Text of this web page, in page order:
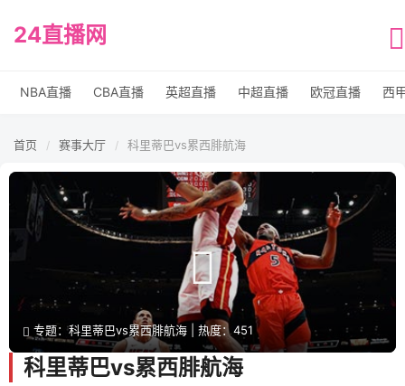
24直播网
NBA直播 CBA直播 英超直播 中超直播 欧冠直播 西
首页 / 赛事大厅 / 科里蒂巴vs累西腓航海
专题：科里蒂巴vs累西腓航海 | 热度：451
科里蒂巴vs累西腓航海